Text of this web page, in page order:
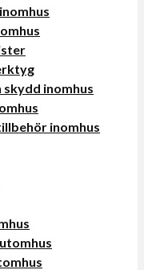
skydd inomhus
inomhus